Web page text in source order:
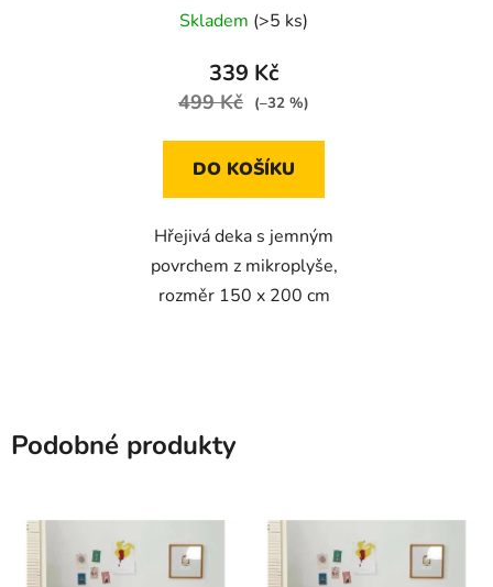
Skladem (>5 ks)
339 Kč
499 Kč (–32 %)
DO KOŠÍKU
Hřejivá deka s jemným
povrchem z mikroplyše,
rozměr 150 x 200 cm
Podobné produkty